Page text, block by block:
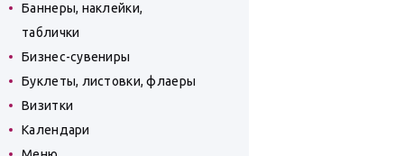
Баннеры, наклейки,
таблички
Бизнес-сувениры
Буклеты, листовки, флаеры
Визитки
Календари